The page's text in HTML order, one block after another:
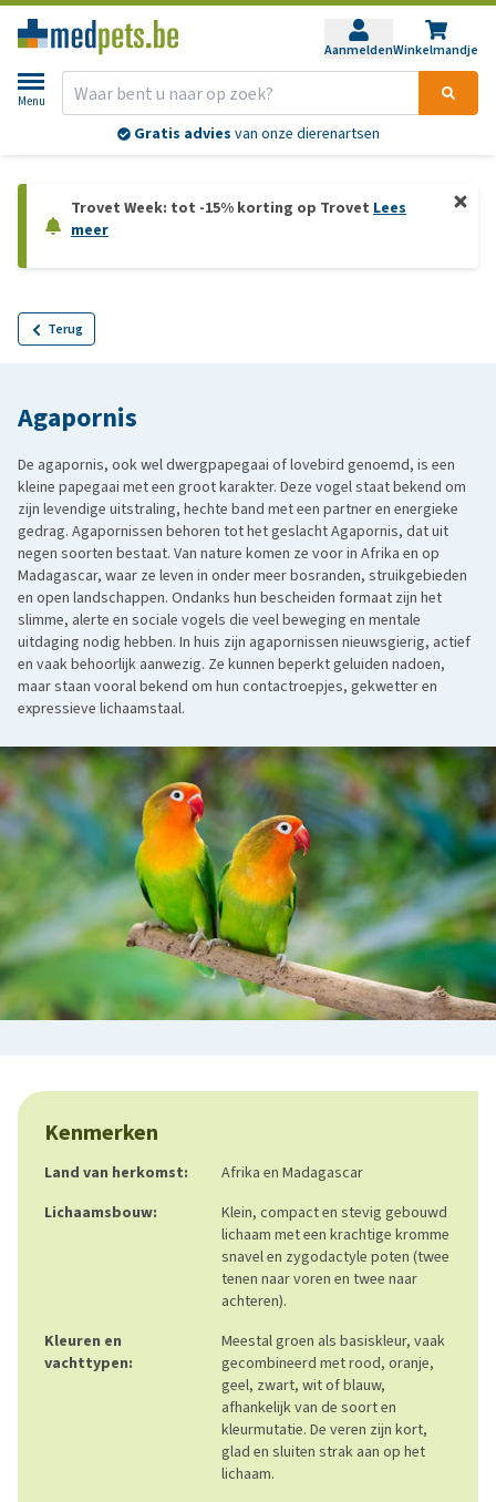
AanmeldenWinkelmandje
Menu
Gratis advies van onze dierenartsen
Trovet Week: tot -15% korting op Trovet Lees
meer
Terug
Agapornis
De agapornis, ook wel dwergpapegaai of lovebird genoemd, is een
kleine papegaai met een groot karakter. Deze vogel staat bekend om
zijn levendige uitstraling, hechte band met een partner en energieke
gedrag. Agapornissen behoren tot het geslacht Agapornis, dat uit
negen soorten bestaat. Van nature komen ze voor in Afrika en op
Madagascar, waar ze leven in onder meer bosranden, struikgebieden
en open landschappen. Ondanks hun bescheiden formaat zijn het
slimme, alerte en sociale vogels die veel beweging en mentale
uitdaging nodig hebben. In huis zijn agapornissen nieuwsgierig, actief
en vaak behoorlijk aanwezig. Ze kunnen beperkt geluiden nadoen,
maar staan vooral bekend om hun contactroepjes, gekwetter en
expressieve lichaamstaal.
Kenmerken
Land van herkomst:
Afrika en Madagascar
Lichaamsbouw:
Klein, compact en stevig gebouwd
lichaam met een krachtige kromme
snavel en zygodactyle poten (twee
tenen naar voren en twee naar
achteren).
Kleuren en
vachttypen:
Meestal groen als basiskleur, vaak
gecombineerd met rood, oranje,
geel, zwart, wit of blauw,
afhankelijk van de soort en
kleurmutatie. De veren zijn kort,
glad en sluiten strak aan op het
lichaam.